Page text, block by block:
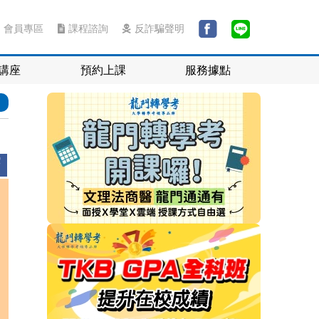
會員專區 課程諮詢 反詐騙聲明
座 預約上課 服務據點